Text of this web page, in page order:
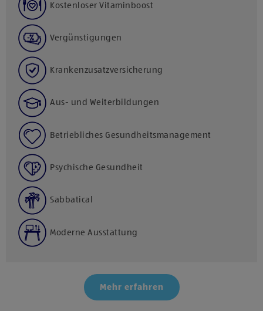
Kostenloser Vitaminboost
Vergünstigungen
Krankenzusatzversicherung
Aus- und Weiterbildungen
Betriebliches Gesundheitsmanagement
Psychische Gesundheit
Sabbatical
Moderne Ausstattung
Mehr erfahren